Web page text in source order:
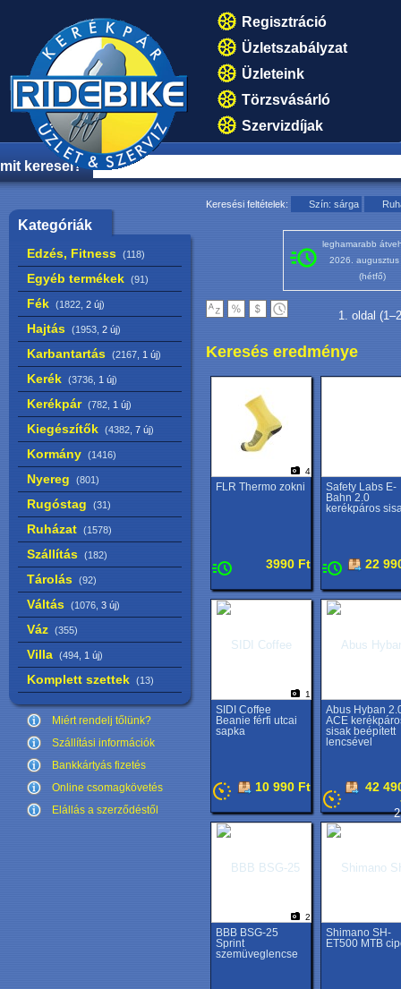
Regisztráció
Üzletszabályzat
Üzleteink
Törzsvásárló
Szervizdíjak
mit keresel?
Kategóriák
Edzés, Fitness (118)
Egyéb termékek (91)
Fék (1822, 2 új)
Hajtás (1953, 2 új)
Karbantartás (2167, 1 új)
Kerék (3736, 1 új)
Kerékpár (782, 1 új)
Kiegészítők (4382, 7 új)
Kormány (1416)
Nyereg (801)
Rugóstag (31)
Ruházat (1578)
Szállítás (182)
Tárolás (92)
Váltás (1076, 3 új)
Váz (355)
Villa (494, 1 új)
Komplett szettek (13)
Miért rendelj tőlünk?
Szállítási információk
Bankkártyás fizetés
Online csomagkövetés
Elállás a szerződéstől
Keresési feltételek: Szín: sárga
leghamarabb
2026. augusztus
(hétfő)
1. oldal
Keresés eredménye
4
FLR Thermo zokni
3990 Ft
Safety Labs E-
Bahn 2.0
kerékpáros
22
1
SIDI Coffee
Beanie férfi utcai
sapka
10 990 Ft
Abus Hyban
ACE
sisak beépített
lencsével
42
2
BBB BSG-25
Sprint
szemüveglencse
Shimano SH-
ET500 MTB